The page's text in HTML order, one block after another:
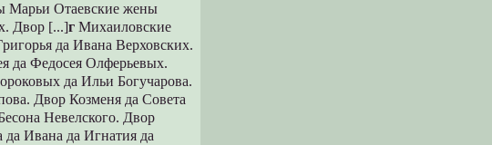
Маpьи Отаевские жены
Двоp [...]г Михаиловские
да Ивана Веpховских.
да Федосея Олфеpьевых.
да Ильи Богучаpова.
Двоp Козменя да Совета
Невелского. Двоp
Ивана да Игнатия да